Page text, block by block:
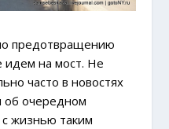
предотвращению
идем на мост. Не
часто в новостях
об очередном
с жизнью таким